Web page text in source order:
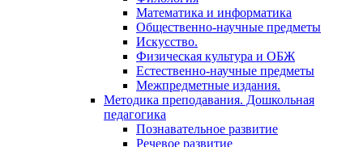
Математика и информатика
Общественно-научные предметы
Искусство.
Физическая культура и ОБЖ
Естественно-научные предметы
Межпредметные издания.
Методика преподавания. Дошкольная
педагогика
Познавательное развитие
Речевое развитие